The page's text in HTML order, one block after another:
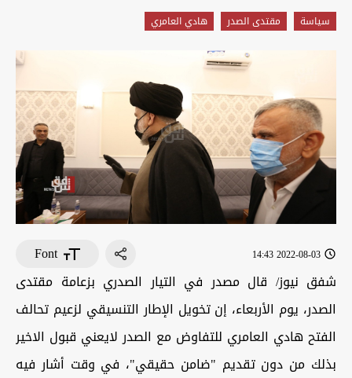
سیاسة مقتدى الصدر هادي العامري
2022-08-03 14:43
Font
شفق نيوز/ قال مصدر في التيار الصدري بزعامة مقتدى
الصدر، يوم الأربعاء، إن تخويل الإطار التنسيقي لزعيم تحالف
الفتح هادي العامري للتفاوض مع الصدر لايعني قبول الاخير
بذلك من دون تقديم "ضامن حقيقي"، في وقت أشار فيه